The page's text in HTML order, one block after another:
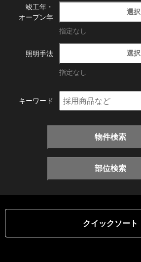
竣工年・
オープン年
選択
指定なし
照明手法 選択
指定なし
キーワード
物件検索
部位検索
クイックソート